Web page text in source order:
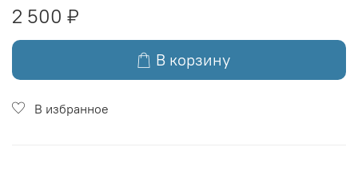
2 500 ₽
В корзину
В избранное